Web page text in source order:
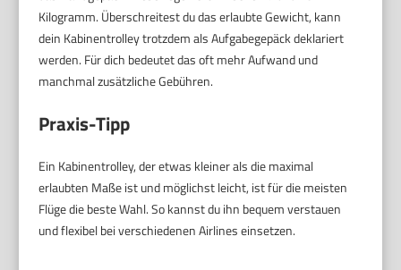
Kilogramm. Überschreitest du das erlaubte Gewicht, kann
dein Kabinentrolley trotzdem als Aufgabegepäck deklariert
werden. Für dich bedeutet das oft mehr Aufwand und
manchmal zusätzliche Gebühren.
Praxis-Tipp
Ein Kabinentrolley, der etwas kleiner als die maximal
erlaubten Maße ist und möglichst leicht, ist für die meisten
Flüge die beste Wahl. So kannst du ihn bequem verstauen
und flexibel bei verschiedenen Airlines einsetzen.